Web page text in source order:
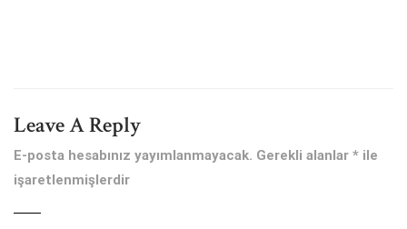
Leave A Reply
E-posta hesabınız yayımlanmayacak. Gerekli alanlar * ile
işaretlenmişlerdir